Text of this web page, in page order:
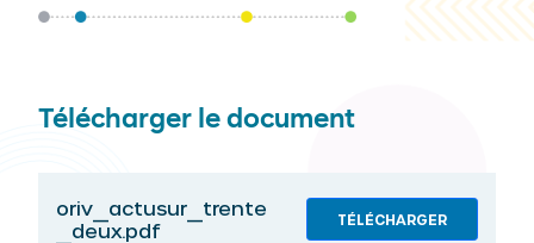
Télécharger le document
oriv_actusur_trente
_deux.pdf
TÉLÉCHARGER